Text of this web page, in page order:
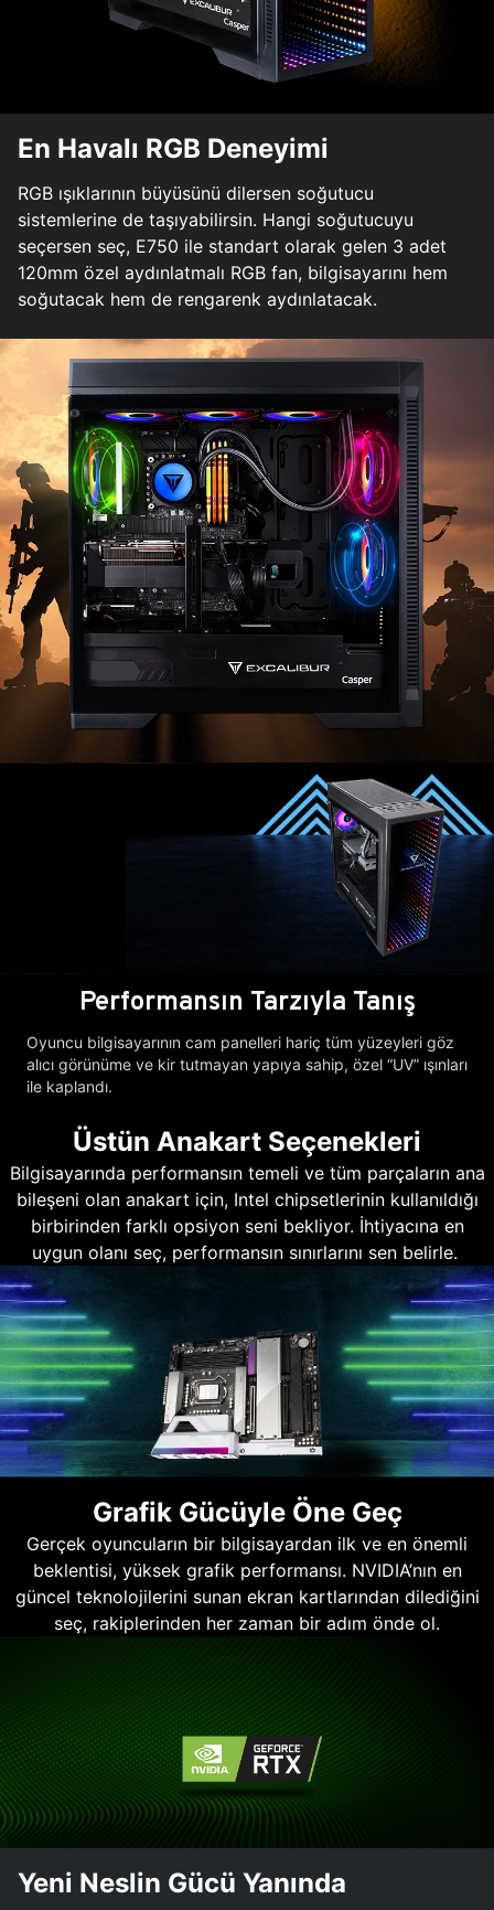
En Havalı RGB Deneyimi
RGB ışıklarının büyüsünü dilersen soğutucu
sistemlerine de taşıyabilirsin. Hangi soğutucuyu
seçersen seç, E750 ile standart olarak gelen 3 adet
120mm özel aydınlatmalı RGB fan, bilgisayarını hem
soğutacak hem de rengarenk aydınlatacak.
Performansın Tarzıyla Tanış
Oyuncu bilgisayarının cam panelleri hariç tüm yüzeyleri göz
alıcı görünüme ve kir tutmayan yapıya sahip, özel “UV” ışınları
ile kaplandı.
Üstün Anakart Seçenekleri
Bilgisayarında performansın temeli ve tüm parçaların ana
bileşeni olan anakart için, Intel chipsetlerinin kullanıldığı
birbirinden farklı opsiyon seni bekliyor. İhtiyacına en
uygun olanı seç, performansın sınırlarını sen belirle.
Grafik Gücüyle Öne Geç
Gerçek oyuncuların bir bilgisayardan ilk ve en önemli
beklentisi, yüksek grafik performansı. NVIDIA’nın en
güncel teknolojilerini sunan ekran kartlarından dilediğini
seç, rakiplerinden her zaman bir adım önde ol.
Yeni Neslin Gücü Yanında